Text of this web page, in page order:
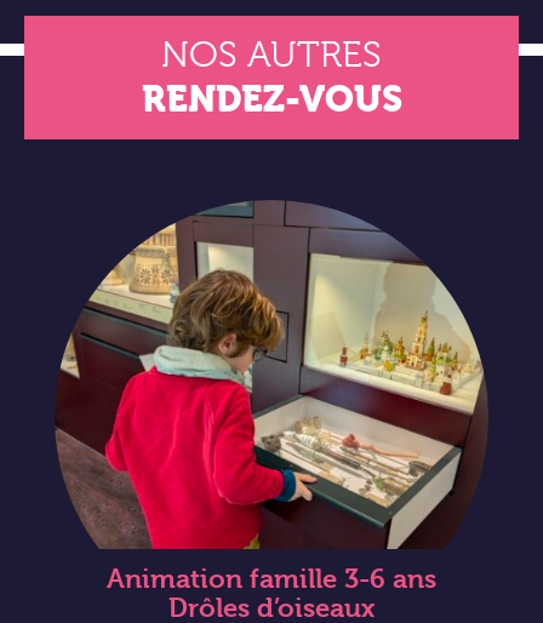
NOS AUTRES
RENDEZ-VOUS
Animation famille 3-6 ans
Drôles d’oiseaux